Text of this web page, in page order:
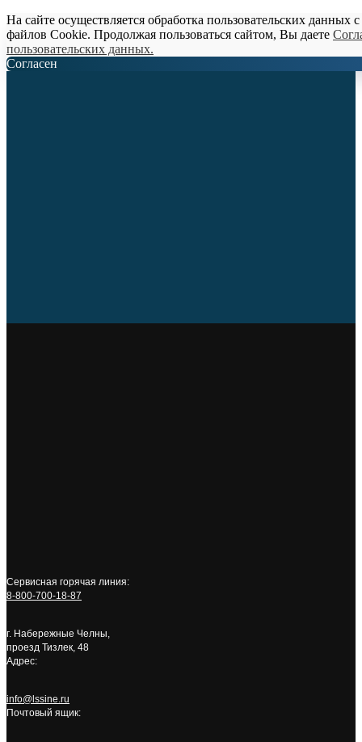
На сайте осуществляется обработка пользовательских данных
файлов Cookie. Продолжая пользоваться сайтом, Вы даете
пользовательских данных.
Согласен
Сервисная горячая линия:
8-800-700-18-87
г. Набережные Челны,
проезд Тизлек, 48
Адрес:
info@lssine.ru
Почтовый ящик: